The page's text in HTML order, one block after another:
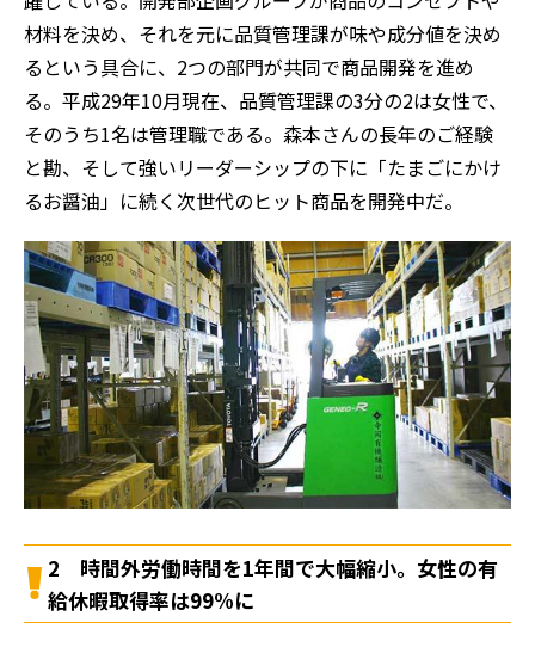
材料を決め、それを元に品質管理課が味や成分値を決め
るという具合に、2つの部門が共同で商品開発を進め
る。平成29年10月現在、品質管理課の3分の2は女性で、
そのうち1名は管理職である。森本さんの長年のご経験
と勘、そして強いリーダーシップの下に「たまごにかけ
るお醤油」に続く次世代のヒット商品を開発中だ。
2 時間外労働時間を1年間で大幅縮小。女性の有
給休暇取得率は99%に